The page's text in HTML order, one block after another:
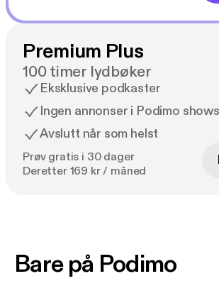
Premium Plus
100 timer lydbøker
Eksklusive podkaster
Ingen annonser i Podimo shows
Avslutt når som helst
Prøv gratis i 30 dager
Deretter 169 kr / måned
Bare på Podimo